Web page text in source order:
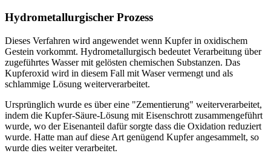
Hydrometallurgischer Prozess
Dieses Verfahren wird angewendet wenn Kupfer in oxidischem
Gestein vorkommt. Hydrometallurgisch bedeutet Verarbeitung über
zugeführtes Wasser mit gelösten chemischen Substanzen. Das
Kupferoxid wird in diesem Fall mit Waser vermengt und als
schlammige Lösung weiterverarbeitet.
Ursprünglich wurde es über eine "Zementierung" weiterverarbeitet,
indem die Kupfer-Säure-Lösung mit Eisenschrott zusammengeführt
wurde, wo der Eisenanteil dafür sorgte dass die Oxidation reduziert
wurde. Hatte man auf diese Art genügend Kupfer angesammelt, so
wurde dies weiter verarbeitet.